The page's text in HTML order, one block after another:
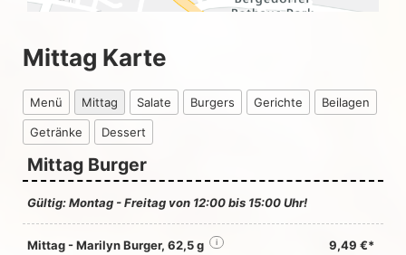
Mittag Karte
Menü Mittag Salate Burgers Gerichte Beilagen
Getränke Dessert
Mittag Burger
Gültig: Montag - Freitag von 12:00 bis 15:00 Uhr!
Mittag - Marilyn Burger, 62,5 g 9,49 €*
i